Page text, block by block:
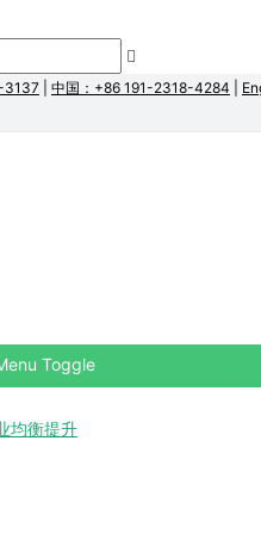
3137 中国：+86 191-2318-4284
Toggle
均衡提升